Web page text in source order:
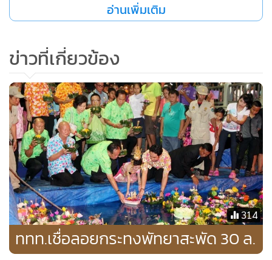
สามารถส่งข้อมูลข่าวสารด้านการท่องเที่ยว-อาหารมาได้ที่ กอง
บก.ข่าวท่องเที่ยว แฟกซ์ 0-2629-4467 อีเมล์
travel_astvmgr@hotmail.com
อ่านเพิ่มเติม
ข่าวที่เกี่ยวข้อง
314
ททท.เชื่อลอยกระทงพัทยาสะพัด 30 ล.